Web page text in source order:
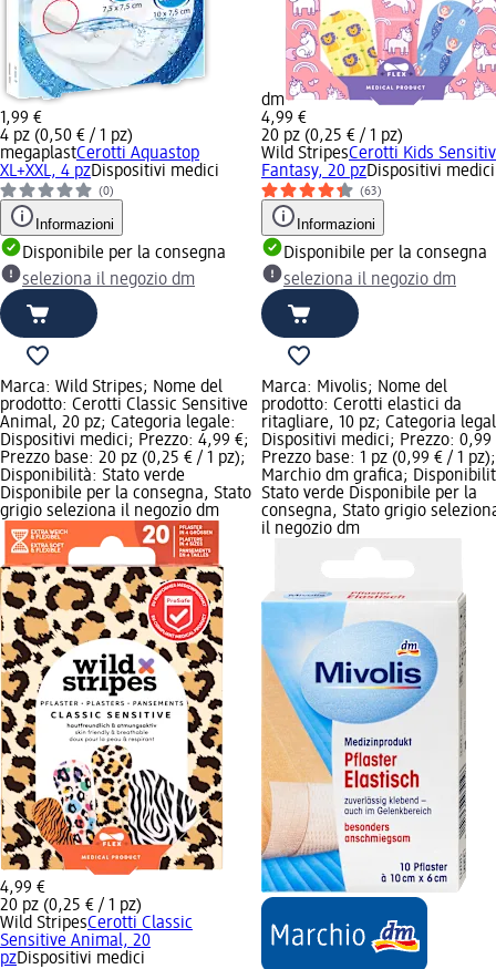
1,99 €
4 pz (0,50 € / 1 pz)
megaplastCerotti Aquastop
XL+XXL, 4 pzDispositivi medici
(0)
Informazioni
Disponibile per la consegna
seleziona il negozio dm
dm
4,99 €
20 pz (0,25 € / 1 pz)
Wild StripesCerotti Kids
Fantasy, 20 pzDispositivi medici
(63)
Informazioni
Disponibile per la consegna
seleziona il negozio dm
Marca: Wild Stripes; Nome del
prodotto: Cerotti Classic Sensitive
Animal, 20 pz; Categoria legale:
Dispositivi medici; Prezzo: 4,99 €;
Prezzo base: 20 pz (0,25 € / 1 pz);
Disponibilità: Stato verde
Disponibile per la consegna, Stato
grigio seleziona il negozio dm
4,99 €
20 pz (0,25 € / 1 pz)
Wild StripesCerotti Classic
Sensitive Animal, 20
pzDispositivi medici
Marca: Mivolis; Nome del
prodotto: Cerotti elastici da
ritagliare, 10 pz; Categoria
Dispositivi medici; Prezzo: 0,99
Prezzo base: 1 pz (0,99 € / 1 pz);
Marchio dm grafica;
Stato verde Disponibile per la
consegna, Stato grigio
il negozio dm